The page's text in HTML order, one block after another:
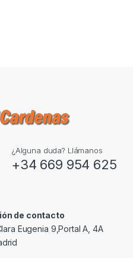
¿Alguna duda? Llámanos
+34 669 954 625
de contacto
Eugenia 9,Portal A, 4A